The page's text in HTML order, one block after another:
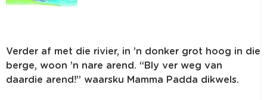
Verder af met die rivier, in ’n donker grot hoog in die
berge, woon ’n nare arend. “Bly ver weg van
daardie arend!” waarsku Mamma Padda dikwels.